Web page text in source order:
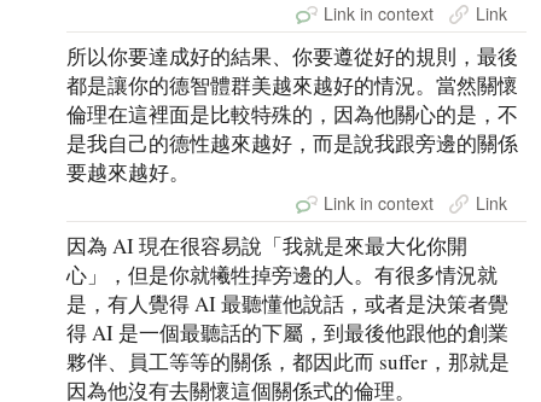
Link in context Link
所以你要達成好的結果、你要遵從好的規則，最後
都是讓你的德智體群美越來越好的情況。當然關懷
倫理在這裡面是比較特殊的，因為他關心的是，不
是我自己的德性越來越好，而是說我跟旁邊的關係
要越來越好。
Link in context Link
因為 AI 現在很容易說「我就是來最大化你開
心」，但是你就犧牲掉旁邊的人。有很多情況就
是，有人覺得 AI 最聽懂他說話，或者是決策者覺
得 AI 是一個最聽話的下屬，到最後他跟他的創業
夥伴、員工等等的關係，都因此而 suffer，那就是
因為他沒有去關懷這個關係式的倫理。